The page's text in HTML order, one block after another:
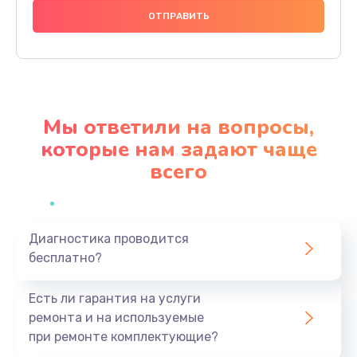
400 руб.
Заказать
Замена USB порта
Ремонт встроенного дальномера и других
550 руб.
Заказать
Мы ответили на вопросы,
которые нам задают чаще
всего
Диагностика проводится
бесплатно?
Есть ли гарантия на услуги
ремонта и на используемые
при ремонте комплектующие?